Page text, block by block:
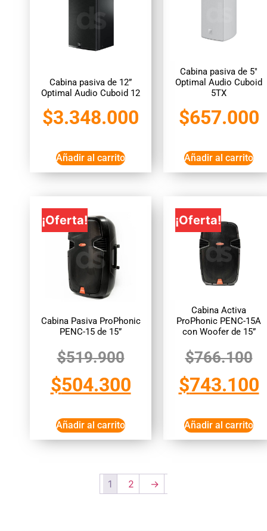
Cabina pasiva de 12”
Optimal Audio Cuboid 12
$3.348.000
Añadir al carrito
Cabina pasiva de 5″
Optimal Audio Cuboid
5TX
$657.000
Añadir al carrito
¡Oferta!
Cabina Pasiva ProPhonic
PENC-15 de 15”
$519.900
$504.300
Añadir al carrito
¡Oferta!
Cabina Activa
ProPhonic PENC-15A
con Woofer de 15”
$766.100
$743.100
Añadir al carrito
1 2 →